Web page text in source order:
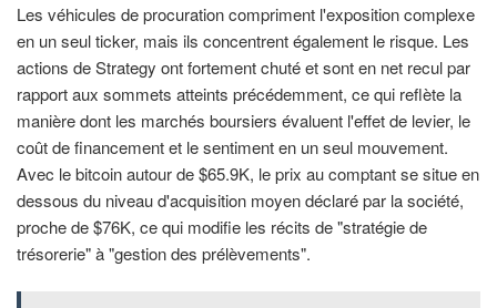
Les véhicules de procuration compriment l'exposition complexe
en un seul ticker, mais ils concentrent également le risque. Les
actions de Strategy ont fortement chuté et sont en net recul par
rapport aux sommets atteints précédemment, ce qui reflète la
manière dont les marchés boursiers évaluent l'effet de levier, le
coût de financement et le sentiment en un seul mouvement.
Avec le bitcoin autour de $65.9K, le prix au comptant se situe en
dessous du niveau d'acquisition moyen déclaré par la société,
proche de $76K, ce qui modifie les récits de "stratégie de
trésorerie" à "gestion des prélèvements".